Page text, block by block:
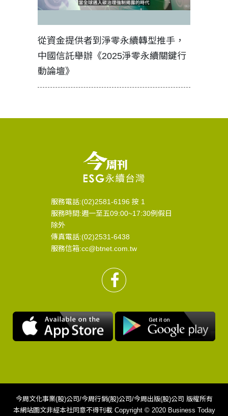
從資金提供者到淨零永續轉型推手，
中國信託舉辦《2025淨零永續關鍵行
動論壇》
服務電話:(02)2581-6196 按 1
服務時間:週一至五09:00~17:30例假日
除外
傳真電話:(02)2531-6438
服務信箱:cc@btnet.com.tw
今周文化事業(股)公司/今周行銷(股)公司/今周出版(股)公司 版權所有
本網站圖文非經本社同意不得刊載 Copyright © 2020 Business Today